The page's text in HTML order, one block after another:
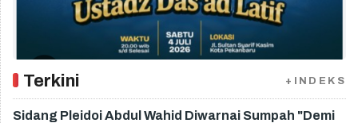
Terkini +INDEKS
Sidang Pleidoi Abdul Wahid Diwarnai Sumpah "Demi